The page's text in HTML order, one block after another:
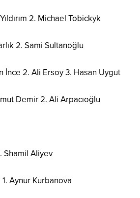
2. Michael Tobickyk
2. Sami Sultanoğlu
İnce 2. Ali Ersoy 3. Hasan Uygut
Demir 2. Ali Arpacıoğlu
Shamil Aliyev
1. Aynur Kurbanova